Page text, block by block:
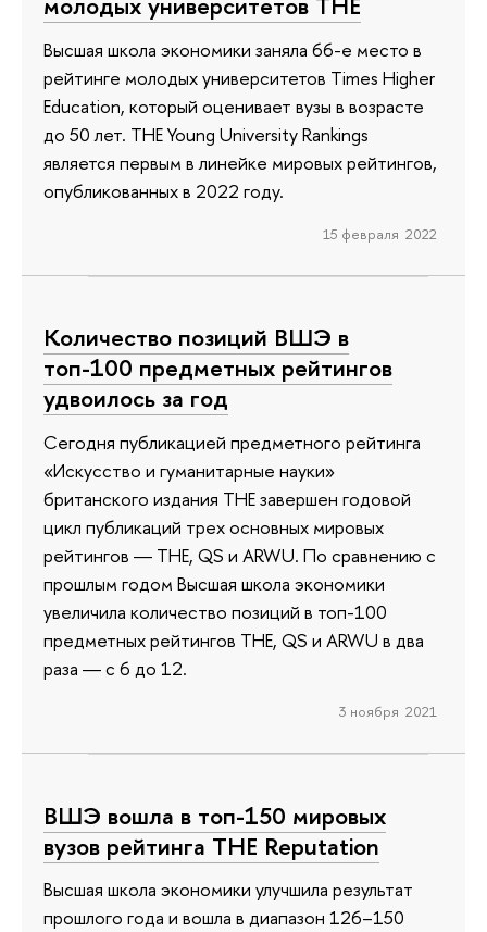
Высшая школа экономики заняла 66-е место в
рейтинге молодых университетов Times Higher
Education, который оценивает вузы в возрасте
до 50 лет. THE Young University Rankings
является первым в линейке мировых рейтингов,
опубликованных в 2022 году.
15 февраля 2022
Количество позиций ВШЭ в
топ-100 предметных рейтингов
удвоилось за год
Сегодня публикацией предметного рейтинга
«Искусство и гуманитарные науки»
британского издания THE завершен годовой
цикл публикаций трех основных мировых
рейтингов ― THE, QS и ARWU. По сравнению с
прошлым годом Высшая школа экономики
увеличила количество позиций в топ-100
предметных рейтингов ТНЕ, QS и ARWU в два
раза ― с 6 до 12.
3 ноября 2021
ВШЭ вошла в топ-150 мировых
вузов рейтинга THE Reputation
Высшая школа экономики улучшила результат
прошлого года и вошла в диапазон 126–150